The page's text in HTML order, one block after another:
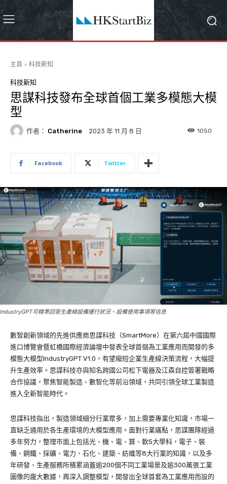
主頁 科技新知
科技新知
思謀科技發布全球首個工業多模態大模
型
作者： Catherine 2023 年 11 月 8 日 1050
Facebook Twitter
IndustryGPT可精準回答生產線設備運行狀況、設備使用事項等信息
數智創新領域的先進供應商思謀科技（SmartMore）在第六屆中國國際
進口博覽會暨虹橋國際經濟論壇中發表全球首個為工業應用而開發的多
模態大模型IndustryGPT V1.0，有望縮短企業生產線決策流程，大幅提
升生產效率。思謀科技亦與知名跨國公司松下電器及江森自控簽署戰略
合作協議，聚焦智能製造、數智化等前沿領域，共同引領全球工業製造
進入全新智能時代。
思謀科技指出，製造領域細分行業眾多，加上需要專業化知識，市場一
直缺乏通用於各生產環境的大模型應用。面對行業痛點，思謀團隊經過
多年努力，整理市面上包括光、機、電、算、軟5大學科，電子、裝
備、鋼鐵、採礦、電力、石化、建築、紡織等8大行業的知識，以及多
年研發、生產服務所積累涵蓋逾200個不同工業場景及逾300萬張工業
圖像的龐大數據，再深入調整模型，開發出全球首套為工業應用而設的